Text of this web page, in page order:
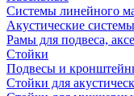
Системы линейного
Акустические
Рамы для подвеса,
Стойки
Подвесы и
Стойки для